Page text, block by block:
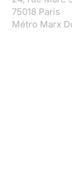
75018 Paris
Métro Marx